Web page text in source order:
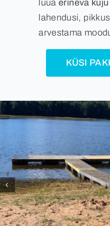
luuaerineva
lahendusi,
arvestama
KÜSI